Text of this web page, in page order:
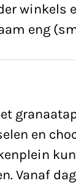
winkels
eng
en
Vanaf